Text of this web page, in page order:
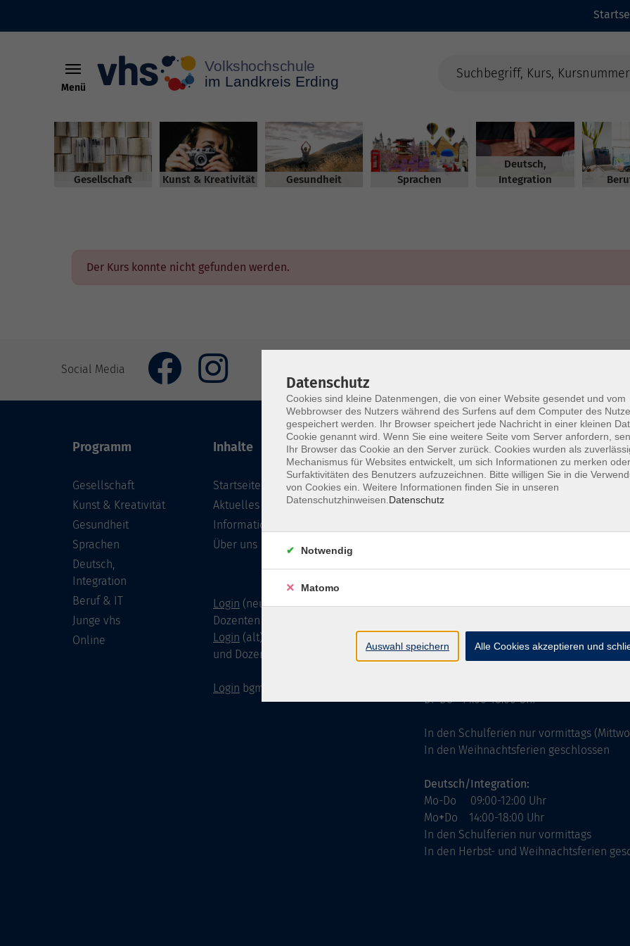
Menü
Gesellschaft Kunst & Kreativität Gesundheit Sprachen
Deutsch,
Integration
Der Kurs konnte nicht gefunden werden.
Social Media
Programm
Gesellschaft
Kunst & Kreativität
Gesundheit
Sprachen
Deutsch,
Integration
Beruf & IT
Junge vhs
Online
Inhalte
Startseite
Aktuelles
Informationen
Über uns
Login (neu) für Dozentinnen und
Dozenten
Login (alt) für Dozentinnen
und Dozenten
Login bgm-cloud
Volkshochschule im Lkr. Erding
Zweckverband Volkshochschule im Lkr.
Lethnerstr. 13
85435 ErdingGoogleMaps®
Servicezeiten
allgemein:
Di+Do 14:00-18:00 Uhr
In den Schulferien nur vormittags
In den Weihnachtsferien geschlossen
Deutsch/Integration:
Mo-Do 09:00-12:00 Uhr
Mo+Do 14:00-18:00 Uhr
In den Schulferien nur vormittags
In den Herbst- und Weihnachtsferien
Datenschutz
Cookies sind kleine Datenmengen, die von einer Website gesendet und vom
Webbrowser des Nutzers während des Surfens auf dem Computer des
gespeichert werden. Ihr Browser speichert jede Nachricht in einer kleinen
Cookie genannt wird. Wenn Sie eine weitere Seite vom Server anfordern,
Ihr Browser das Cookie an den Server zurück. Cookies wurden als
Mechanismus für Websites entwickelt, um sich Informationen zu merken
Surfaktivitäten des Benutzers aufzuzeichnen. Bitte willigen Sie in die
von Cookies ein. Weitere Informationen finden Sie in unseren
Datenschutzhinweisen. Datenschutz
Notwendig
Matomo
Auswahl speichern Alle Cookies akzeptieren und